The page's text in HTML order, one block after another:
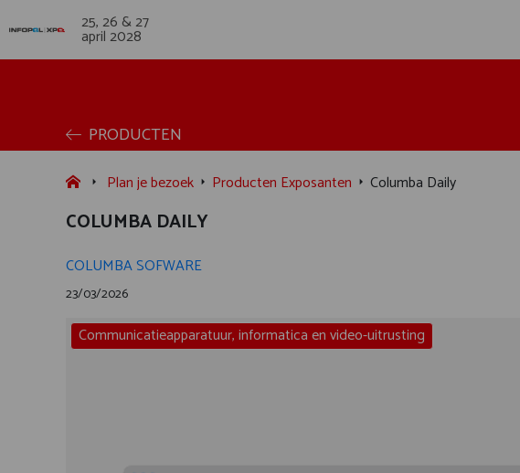
25, 26 & 27
april 2028
PRODUCTEN
Plan je bezoek Producten Exposanten Columba Daily
COLUMBA DAILY
Communicatieapparatuur, informatica en video-uitrusting
COLUMBA SOFWARE
23/03/2026